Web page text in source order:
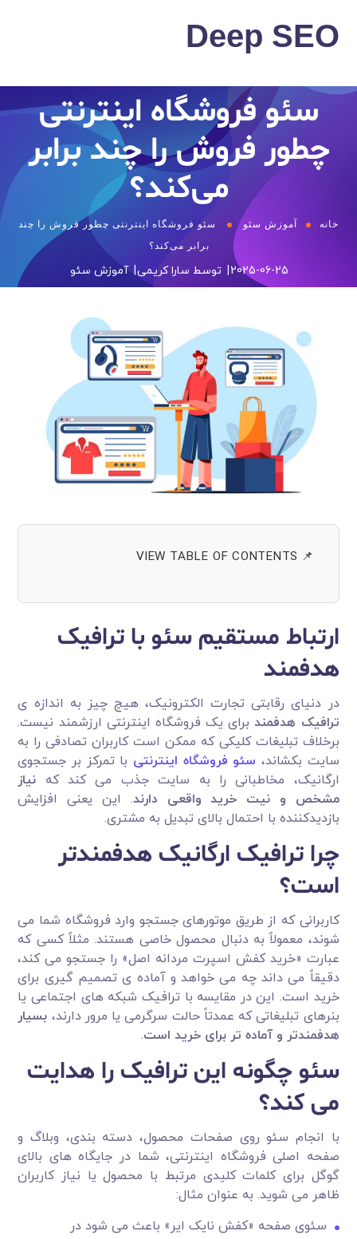
Deep SEO
سئو فروشگاه اینترنتی
چطور فروش را چند برابر
می‌کند؟
خانه آموزش سئو
سئو فروشگاه اینترنتی چطور فروش را چند
برابر می‌کند؟
2025-06-25 توسط سارا کریمی آموزش سئو
📌 VIEW TABLE OF CONTENTS
ارتباط مستقیم سئو با ترافیک
هدفمند
در دنیای رقابتی تجارت الکترونیک، هیچ چیز به اندازه ی
ترافیک هدفمند برای یک فروشگاه اینترنتی ارزشمند نیست.
برخلاف تبلیغات کلیکی که ممکن است کاربران تصادفی را به
سایت بکشاند، سئو فروشگاه اینترنتی با تمرکز بر جستجوی
ارگانیک، مخاطبانی را به سایت جذب می کند که نیاز
مشخص و نیت خرید واقعی دارند. این یعنی افزایش
بازدیدکننده با احتمال بالای تبدیل به مشتری.
چرا ترافیک ارگانیک هدفمندتر
است؟
کاربرانی که از طریق موتورهای جستجو وارد فروشگاه شما می
شوند، معمولاً به دنبال محصول خاصی هستند. مثلاً کسی که
عبارت «خرید کفش اسپرت مردانه اصل» را جستجو می کند،
دقیقاً می داند چه می خواهد و آماده ی تصمیم گیری برای
خرید است. این در مقایسه با ترافیک شبکه های اجتماعی یا
بنرهای تبلیغاتی که عمدتاً حالت سرگرمی یا مرور دارند، بسیار
هدفمندتر و آماده تر برای خرید است.
سئو چگونه این ترافیک را هدایت
می کند؟
با انجام سئو روی صفحات محصول، دسته بندی، وبلاگ و
صفحه اصلی فروشگاه اینترنتی، شما در جایگاه های بالای
گوگل برای کلمات کلیدی مرتبط با محصول یا نیاز کاربران
ظاهر می شوید. به عنوان مثال:
سئوی صفحه «کفش نایک ایر» باعث می شود در